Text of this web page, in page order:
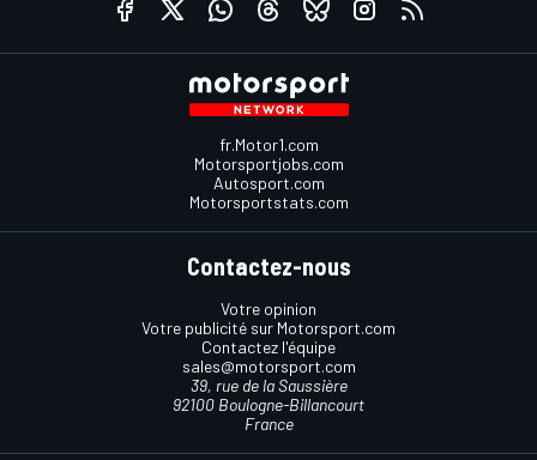
fr.Motor1.com
Motorsportjobs.com
Autosport.com
Motorsportstats.com
Contactez-nous
Votre opinion
Votre publicité sur Motorsport.com
Contactez l'équipe
sales@motorsport.com
39, rue de la Saussière
92100 Boulogne-Billancourt
France